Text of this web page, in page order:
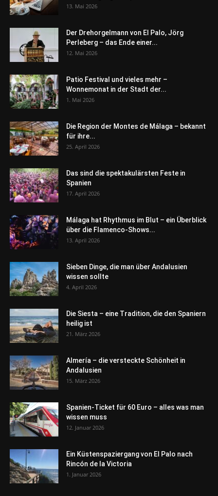
13. Mai 2026
Der Drehorgelmann von El Palo, Jörg
Perleberg – das Ende einer...
12. Mai 2026
Patio Festival und vieles mehr –
Wonnemonat in der Stadt der...
1. Mai 2026
Die Region der Montes de Málaga – bekannt
für ihre...
25. April 2026
Das sind die spektakulärsten Feste in
Spanien
17. April 2026
Málaga hat Rhythmus im Blut – ein Überblick
über die Flamenco-Shows...
13. April 2026
Sieben Dinge, die man über Andalusien
wissen sollte
4. April 2026
Die Siesta – eine Tradition, die den Spaniern
heilig ist
21. März 2026
Almería – die versteckte Schönheit in
Andalusien
15. März 2026
Spanien-Ticket für 60 Euro – alles was man
wissen muss
12. Januar 2026
Ein Küstenspaziergang von El Palo nach
Rincón de la Victoria
1. Januar 2026